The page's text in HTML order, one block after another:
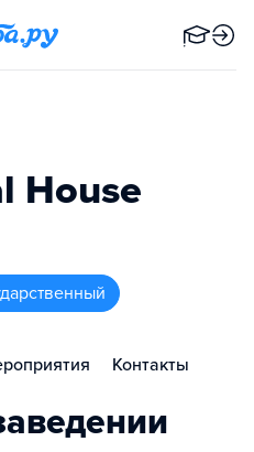
House
Контакты